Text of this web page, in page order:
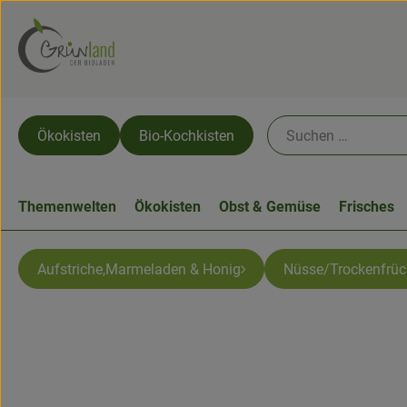
Ökokisten Bio-Kochkisten
Themenwelten Ökokisten Obst & Gemüse Frisches
Aufstriche,Marmeladen & Honig Nüsse/